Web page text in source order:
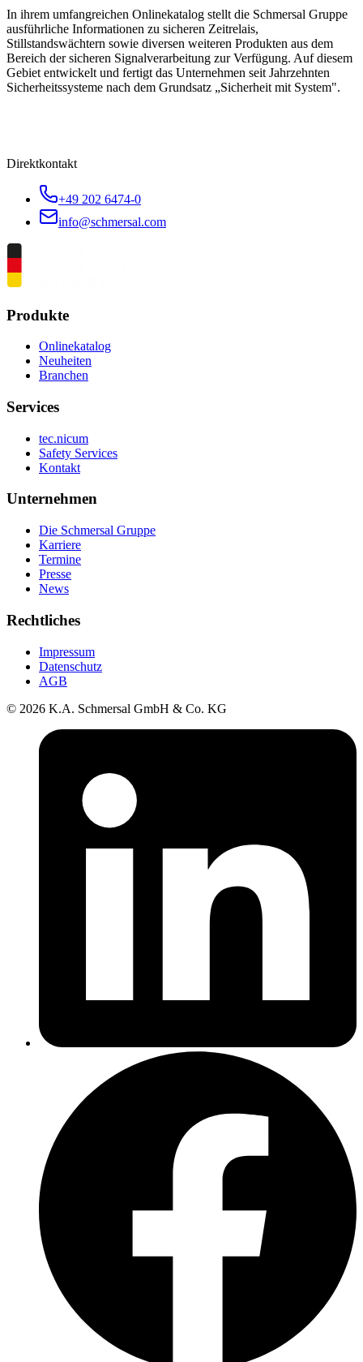
In ihrem umfangreichen Onlinekatalog stellt die Schmersal Gruppe
ausführliche Informationen zu sicheren Zeitrelais,
Stillstandswächtern sowie diversen weiteren Produkten aus dem
Bereich der sicheren Signalverarbeitung zur Verfügung. Auf diesem
Gebiet entwickelt und fertigt das Unternehmen seit Jahrzehnten
Sicherheitssysteme nach dem Grundsatz „Sicherheit mit System".
Direktkontakt
+49 202 6474-0
info@schmersal.com
Produkte
Onlinekatalog
Neuheiten
Branchen
Services
tec.nicum
Safety Services
Kontakt
Unternehmen
Die Schmersal Gruppe
Karriere
Termine
Presse
News
Rechtliches
Impressum
Datenschutz
AGB
© 2026 K.A. Schmersal GmbH & Co. KG